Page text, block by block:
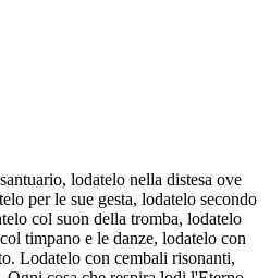
lodatelo nella distesa ove
per le sue gesta, lodatelo secondo
col suon della tromba, lodatelo
timpano e le danze, lodatelo con
Lodatelo con cembali risonanti,